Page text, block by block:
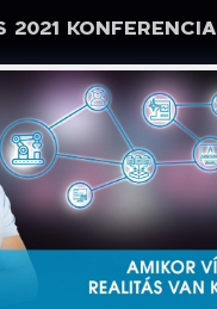
2021 KONFERENCIA